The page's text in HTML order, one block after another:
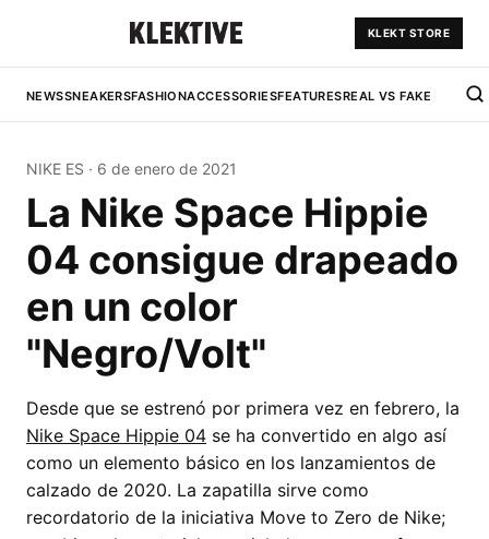
KLEKT STORE
NEWSSNEAKERSFASHIONACCESSORIESFEATURESREAL VS FAKE
NIKE ES · 6 de enero de 2021
La Nike Space Hippie
04 consigue drapeado
en un color
"Negro/Volt"
Desde que se estrenó por primera vez en febrero, la
Nike Space Hippie 04 se ha convertido en algo así
como un elemento básico en los lanzamientos de
calzado de 2020. La zapatilla sirve como
recordatorio de la iniciativa Move to Zero de Nike;